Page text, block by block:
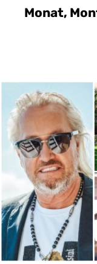
Monat,